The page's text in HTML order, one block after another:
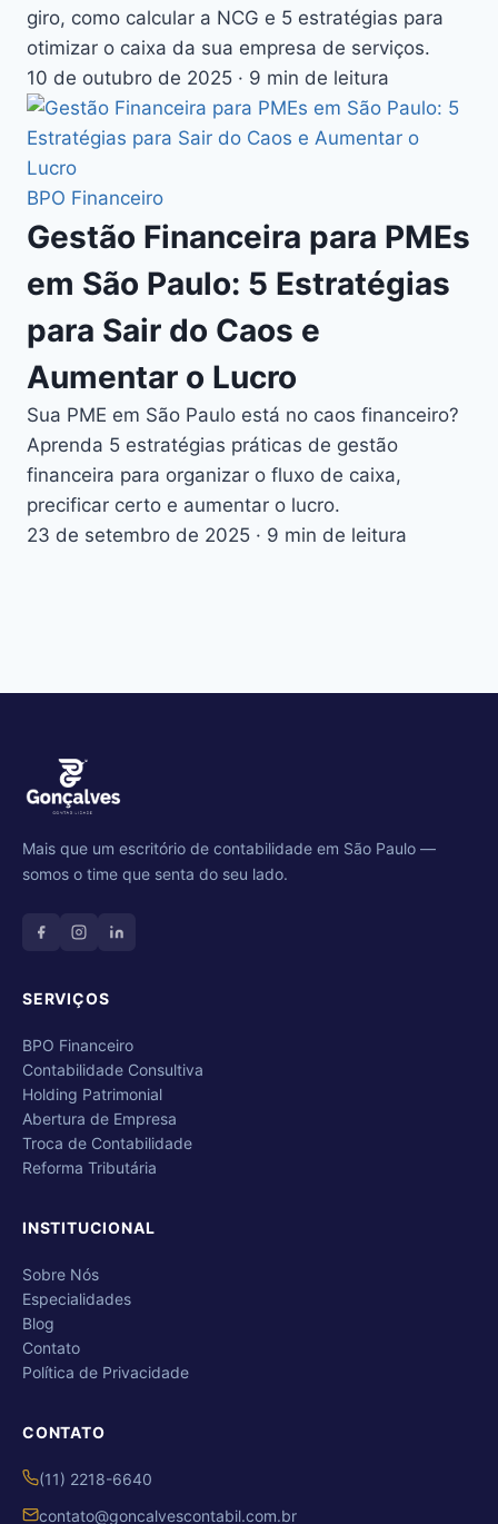
giro, como calcular a NCG e 5 estratégias para
otimizar o caixa da sua empresa de serviços.
10 de outubro de 2025 · 9 min de leitura
BPO Financeiro
Gestão Financeira para PMEs
em São Paulo: 5 Estratégias
para Sair do Caos e
Aumentar o Lucro
Sua PME em São Paulo está no caos financeiro?
Aprenda 5 estratégias práticas de gestão
financeira para organizar o fluxo de caixa,
precificar certo e aumentar o lucro.
23 de setembro de 2025 · 9 min de leitura
Mais que um escritório de contabilidade em São Paulo —
somos o time que senta do seu lado.
SERVIÇOS
BPO Financeiro
Contabilidade Consultiva
Holding Patrimonial
Abertura de Empresa
Troca de Contabilidade
Reforma Tributária
INSTITUCIONAL
Sobre Nós
Especialidades
Blog
Contato
Política de Privacidade
CONTATO
(11) 2218-6640
contato@goncalvescontabil.com.br